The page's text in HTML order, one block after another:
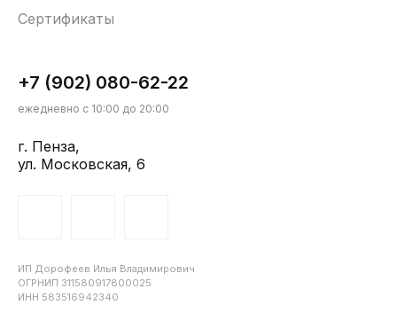
Сертификаты
+7 (902) 080-62-22
ежедневно с 10:00 до 20:00
г. Пенза,
ул. Московская, 6
ИП Дорофеев Илья Владимирович
ОГРНИП 311580917800025
ИНН 583516942340